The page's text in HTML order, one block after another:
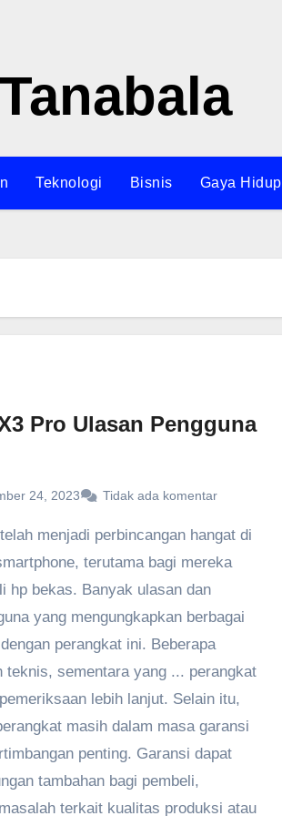
Tanabala
Teknologi Bisnis Gaya Hidup
Pro Ulasan Pengguna
24, 2023 Tidak ada komentar
menjadi perbincangan hangat di
terutama bagi mereka
hp bekas. Banyak ulasan dan
yang mengungkapkan berbagai
perangkat ini. Beberapa
teknis, sementara yang ... perangkat
lebih lanjut. Selain itu,
masih dalam masa garansi
penting. Garansi dapat
tambahan bagi pembeli,
terkait kualitas produksi atau